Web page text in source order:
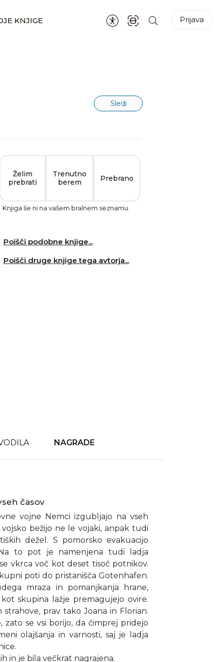
KNJIGE Prijava
Sledi
Želim
prebrati
Trenutno
berem
Prebrano
Knjiga še ni na vašem bralnem seznamu.
Poišči podobne knjige...
Poišči druge knjige tega avtorja...
NAGRADE
časov
vojne Nemci izgubljajo na vseh
bežijo ne le vojaki, anpak tudi
dežel. S pomorsko evakuacijo
to pot je namenjena tudi ladja
vkrca voč kot deset tisoč potnikov.
poti do pristanišča Gotenhafen.
mraza in pomanjkanja hrane,
skupina lažje premagujejo ovire.
prav tako Joana in Florian.
se vsi borijo, da čimprej pridejo
olajšanja in varnosti, saj je ladja
in je bila večkrat nagrajena.